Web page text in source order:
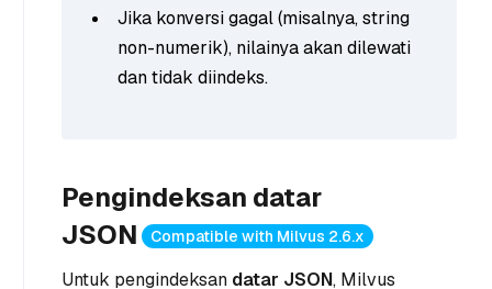
Jika konversi gagal (misalnya, string
non-numerik), nilainya akan dilewati
dan tidak diindeks.
Pengindeksan datar
JSON
Compatible with Milvus 2.6.x
Untuk pengindeksan datar JSON, Milvus